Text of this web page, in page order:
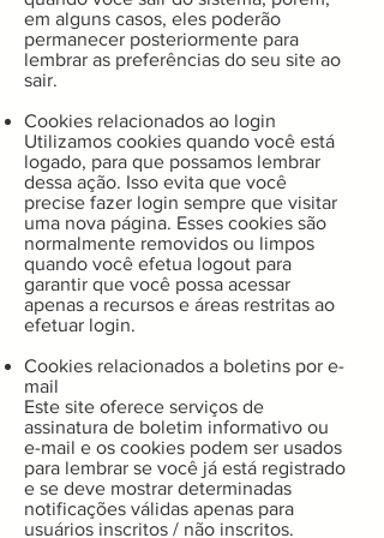
em alguns casos, eles poderão
permanecer posteriormente para
lembrar as preferências do seu site ao
sair.
Cookies relacionados ao login
Utilizamos cookies quando você está
logado, para que possamos lembrar
dessa ação. Isso evita que você
precise fazer login sempre que visitar
uma nova página. Esses cookies são
normalmente removidos ou limpos
quando você efetua logout para
garantir que você possa acessar
apenas a recursos e áreas restritas ao
efetuar login.
Cookies relacionados a boletins por e-
mail
Este site oferece serviços de
assinatura de boletim informativo ou
e-mail e os cookies podem ser usados ​​
para lembrar se você já está registrado
e se deve mostrar determinadas
notificações válidas apenas para
usuários inscritos / não inscritos.